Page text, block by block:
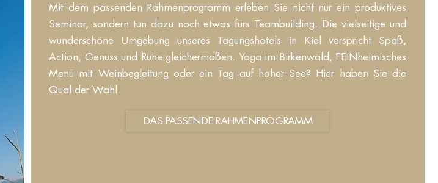
Mit dem passenden Rahmenprogramm erleben Sie nicht nur ein produktives
Seminar, sondern tun dazu noch etwas fürs Teambuilding. Die vielseitige und
wunderschöne Umgebung unseres Tagungshotels in Kiel verspricht Spaß,
Action, Genuss und Ruhe gleichermaßen. Yoga im Birkenwald, FEINheimisches
Menü mit Weinbegleitung oder ein Tag auf hoher See? Hier haben Sie die
Qual der Wahl.
DAS PASSENDE RAHMENPROGRAMM